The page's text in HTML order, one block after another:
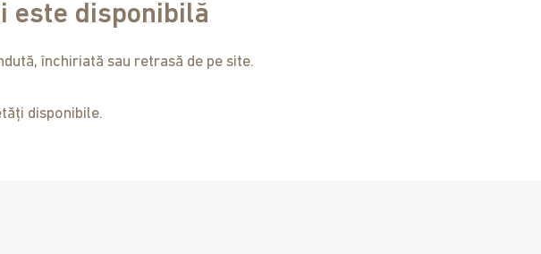
este disponibilă
închiriată sau retrasă de pe site.
disponibile.